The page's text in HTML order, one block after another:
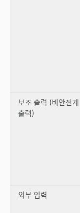
보조 출력 (비안전계
출력)
외부 입력